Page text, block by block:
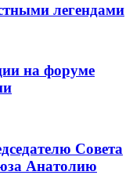
легендами
на форуме
Совета
Анатолию